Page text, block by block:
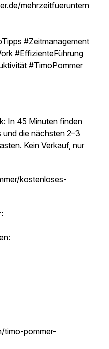
mehrzeitfueruntern
#Zeitmanagement
#EffizienteFührung
#TimoPommer
In 45 Minuten finden
die nächsten 2–3
Kein Verkauf, nur
kostenloses-
timo-pommer-